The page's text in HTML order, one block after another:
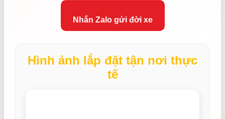
Nhắn Zalo gửi đời xe
Hình ảnh lắp đặt tận nơi thực
tế